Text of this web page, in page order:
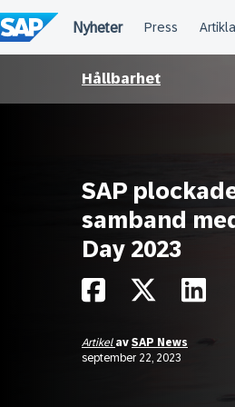
till
innehållet
Hållbarhet
SAP
samband
Day 2023
Artikel av SAP News
september 22, 2023